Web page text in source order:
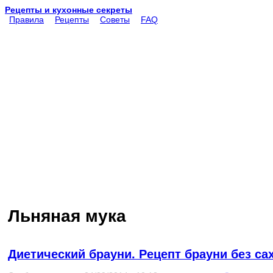
Рецепты и кухонные секреты
Правила
Рецепты Советы FAQ
Льняная мука
Диетический брауни. Рецепт брауни без